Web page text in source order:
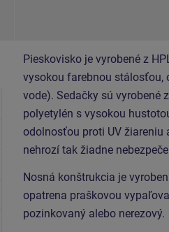
Pieskovisko je vyrobené z
vysokou farebnou
vode). Sedačky sú vyrobené
polyetylén s vysokou
odolnosťou proti UV žiareniu
nehrozí tak žiadne
Nosná konštrukcia je
opatrena praškovou
pozinkovaný alebo nerezový.